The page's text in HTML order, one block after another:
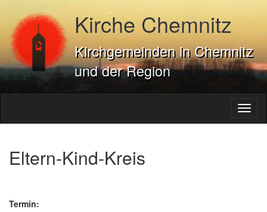
Kirche Chemnitz
Kirchgemeinden in Chemnitz
und der Region
Eltern-Kind-Kreis
Termin: